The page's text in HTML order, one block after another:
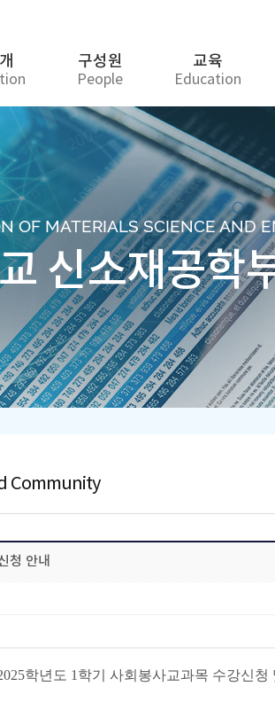
구성원
People
교육
Education
OF MATERIALS SCIENCE AND
신소재공학
Community
청 안내
학년도 1학기 사회봉사교과목 수강신